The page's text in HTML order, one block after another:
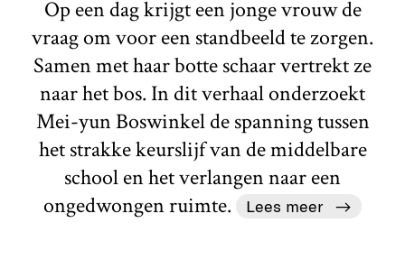
Op een dag krijgt een jonge vrouw de
vraag om voor een standbeeld te zorgen.
Samen met haar botte schaar vertrekt ze
naar het bos. In dit verhaal onderzoekt
Mei-yun Boswinkel de spanning tussen
het strakke keurslijf van de middelbare
school en het verlangen naar een
ongedwongen ruimte.
Lees meer